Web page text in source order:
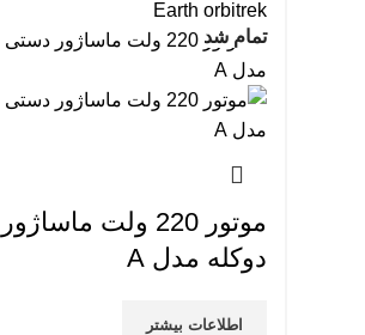
Earth orbitrek
تمام شد
موتور 220 ولت
دوکله مدل A
اطلاعات بیشتر